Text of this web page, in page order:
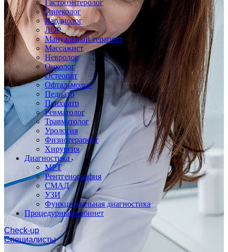
Гастроэнтеролог
Гинеколог
Кардиолог
ЛОР
Мануальный терапевт
Массажист
Невролог
Онколог
Остеопат
Офтальмолог
Педиатр
Психиатр
Ревматолог
Травматолог
Урология
Физиотерапевт
Хирургия
Диагностика
МРТ
Рентгенография
СМАД
УЗИ
Функциональная диагностика
Процедурный кабинет
Cheсk-up
Специалисты